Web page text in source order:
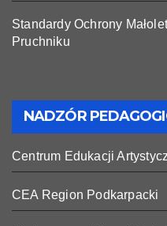
Standardy Ochrony
Pruchniku
NADZÓR
Centrum Edukacji
CEA Region Podkarpacki